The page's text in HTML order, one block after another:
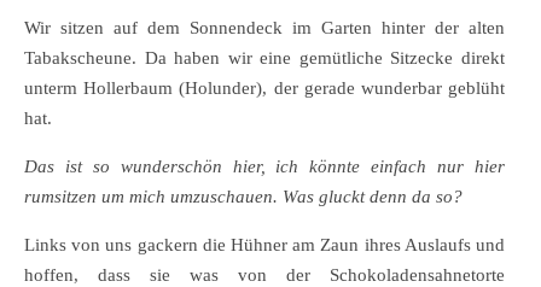
Wir sitzen auf dem Sonnendeck im Garten hinter der alten
Tabakscheune. Da haben wir eine gemütliche Sitzecke direkt
unterm Hollerbaum (Holunder), der gerade wunderbar geblüht
hat.
Das ist so wunderschön hier, ich könnte einfach nur hier
rumsitzen um mich umzuschauen. Was gluckt denn da so?
Links von uns gackern die Hühner am Zaun ihres Auslaufs und
hoffen, dass sie was von der Schokoladensahnetorte